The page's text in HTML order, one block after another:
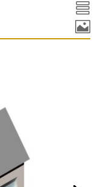

